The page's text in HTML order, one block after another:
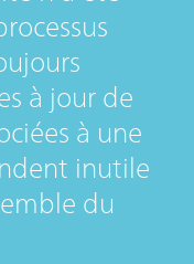
à jour de
à une
inutile
du